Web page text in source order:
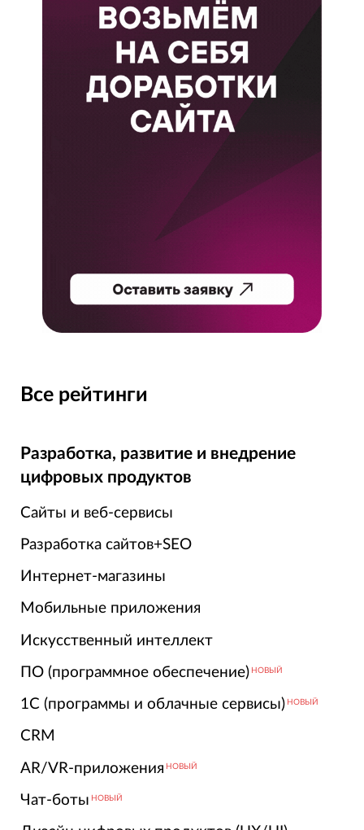
Все рейтинги
Разработка, развитие и внедрение
цифровых продуктов
Сайты и веб-сервисы
Разработка сайтов+SEO
Интернет-магазины
Мобильные приложения
Искусственный интеллект
ПО (программное обеспечение) НОВЫЙ
1С (программы и облачные сервисы) НОВЫЙ
CRM
AR/VR-приложения НОВЫЙ
Чат-боты НОВЫЙ